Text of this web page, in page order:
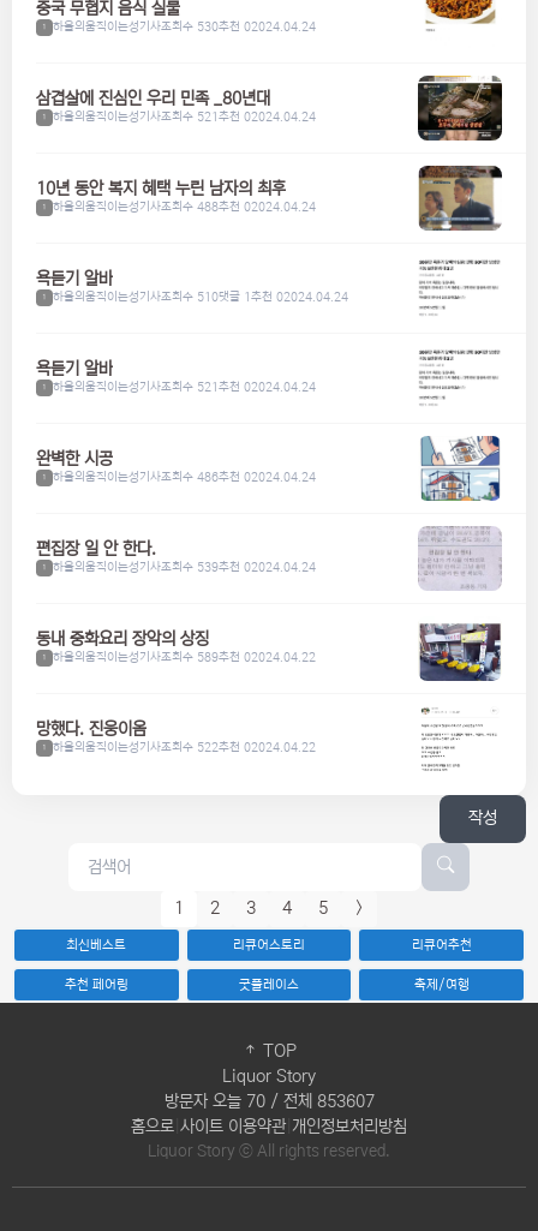
중국 무협지 음식 실물
1 하울의움직이는성기사조회수 530추천 02024.04.24
삼겹살에 진심인 우리 민족 _80년대
1 하울의움직이는성기사조회수 521 추천 02024.04.24
10년 동안 복지 혜택 누린 남자의 최후
1 하울의움직이는성기사조회수 488추천 02024.04.24
욕듣기 알바
1 하울의움직이는성기사조회수 510댓글 1 추천 02024.04.24
욕듣기 알바
1 하울의움직이는성기사조회수 521 추천 02024.04.24
완벽한 시공
1 하울의움직이는성기사조회수 486추천 02024.04.24
편집장 일 안 한다.
1 하울의움직이는성기사조회수 539추천 02024.04.24
동내 중화요리 장악의 상징
1 하울의움직이는성기사조회수 589추천 02024.04.22
망했다. 진웅이옴
1 하울의움직이는성기사조회수 522추천 02024.04.22
작성
1 2 3 4 5 >
최신베스트 리큐어스토리 리큐어추천
추천 페어링 굿플레이스 축제/여행
Liquor Story
TOP
방문자 오늘 70 / 전체 853607
홈으로 사이트 이용약관| 개인정보처리방침
Liquor Story ⓒ All rights reserved.